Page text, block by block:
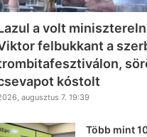
a volt
felbukkant a
kóstolt
augusztus 7. 19:39
Több mint